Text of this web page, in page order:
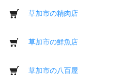
草加市の精肉店
草加市の鮮魚店
草加市の八百屋